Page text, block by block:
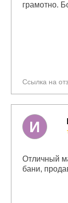
Ссылка на
грамотно.
Отличный
бани,
И